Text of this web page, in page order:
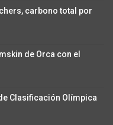
carbono total por
de Orca con el
Clasificación Olímpica